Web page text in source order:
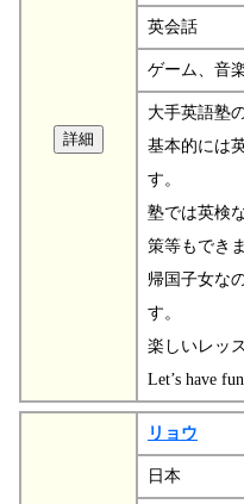
英会話
ゲーム、音
大手英語塾
基本的には
す。
塾では英検
策等もでき
帰国子女な
す。
楽しいレッ
Let’s have
リョウ
日本